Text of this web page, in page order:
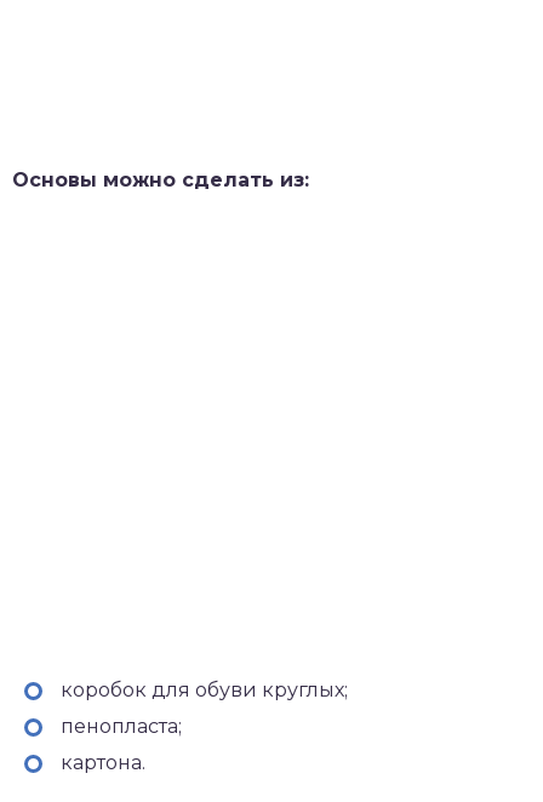
Основы можно сделать из:
коробок для обуви круглых;
пенопласта;
картона.